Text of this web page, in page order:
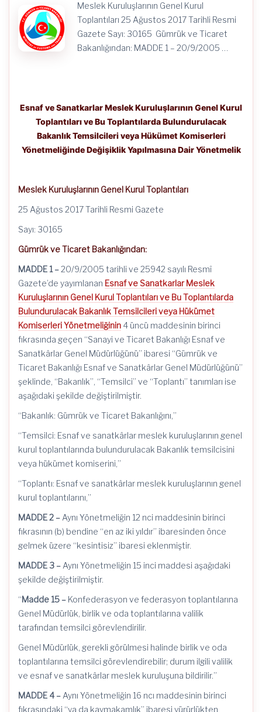
Dair
Yönetmelik
için
Meslek Kuruluşlarının Genel Kurul
Toplantıları 25 Ağustos 2017 Tarihli Resmi
Gazete Sayı: 30165 Gümrük ve Ticaret
Bakanlığından: MADDE 1 – 20/9/2005 …
Esnaf ve Sanatkarlar Meslek Kuruluşlarının Genel Kurul
Toplantıları ve Bu Toplantılarda Bulundurulacak
Bakanlık Temsilcileri veya Hükümet Komiserleri
Yönetmeliğinde Değişiklik Yapılmasına Dair Yönetmelik
Meslek Kuruluşlarının Genel Kurul Toplantıları
25 Ağustos 2017 Tarihli Resmi Gazete
Sayı: 30165
Gümrük ve Ticaret Bakanlığından:
MADDE 1 –20/9/2005 tarihli ve 25942 sayılı Resmî
Gazete’de yayımlanan Esnaf ve Sanatkarlar Meslek
Kuruluşlarının Genel Kurul Toplantıları ve Bu Toplantılarda
Bulundurulacak Bakanlık Temsilcileri veya Hükümet
Komiserleri Yönetmeliğinin 4 üncü maddesinin birinci
fıkrasında geçen “Sanayi ve Ticaret Bakanlığı Esnaf ve
Sanatkârlar Genel Müdürlüğünü” ibaresi “Gümrük ve
Ticaret Bakanlığı Esnaf ve Sanatkârlar Genel Müdürlüğünü”
şeklinde, “Bakanlık”, “Temsilci” ve “Toplantı” tanımları ise
aşağıdaki şekilde değiştirilmiştir.
“Bakanlık: Gümrük ve Ticaret Bakanlığını,”
“Temsilci: Esnaf ve sanatkârlar meslek kuruluşlarının genel
kurul toplantılarında bulundurulacak Bakanlık temsilcisini
veya hükümet komiserini,”
“Toplantı: Esnaf ve sanatkârlar meslek kuruluşlarının genel
kurul toplantılarını,”
MADDE 2 – Aynı Yönetmeliğin 12 nci maddesinin birinci
fıkrasının (b) bendine “en az iki yıldır” ibaresinden önce
gelmek üzere “kesintisiz” ibaresi eklenmiştir.
MADDE 3 – Aynı Yönetmeliğin 15 inci maddesi aşağıdaki
şekilde değiştirilmiştir.
“Madde 15 – Konfederasyon ve federasyon toplantılarına
Genel Müdürlük, birlik ve oda toplantılarına valilik
tarafından temsilci görevlendirilir.
Genel Müdürlük, gerekli görülmesi halinde birlik ve oda
toplantılarına temsilci görevlendirebilir; durum ilgili valilik
ve esnaf ve sanatkârlar meslek kuruluşuna bildirilir.”
MADDE 4 – Aynı Yönetmeliğin 16 ncı maddesinin birinci
fıkrasındaki “ya da kaymakamlık” ibaresi yürürlükten